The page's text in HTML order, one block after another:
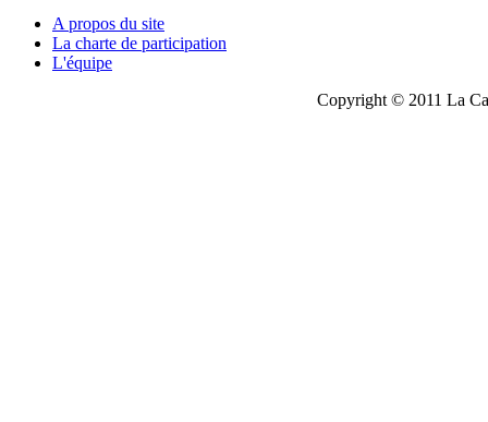
A propos du site
La charte de participation
L'équipe
Copyright © 2011 La